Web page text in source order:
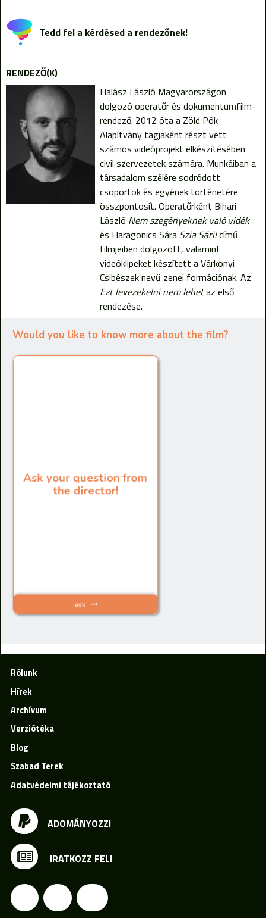
Tedd fel a kérdésed a rendezőnek!
RENDEZŐ(K)
Halász László Magyarországon
dolgozó operatőr és dokumentumfilm-
rendező. 2012 óta a Zöld Pók
Alapítvány tagjaként részt vett
számos videóprojekt elkészítésében
civil szervezetek számára. Munkáiban a
társadalom szélére sodródott
csoportok és egyének történetére
összpontosít. Operatőrként Bihari
László Nem szegényeknek való vidék
és Haragonics Sára Szia Sári!című
filmjeiben dolgozott, valamint
videóklipeket készített a Várkonyi
Csibészek nevű zenei formációnak. Az
Ezt levezekelni nem lehetaz első
rendezése.
ADOMÁNYOZZ!
IRATKOZZ FEL!
Rólunk
Hírek
Archívum
Verziótéka
Blog
Szabad Terek
Adatvédelmi tájékoztató